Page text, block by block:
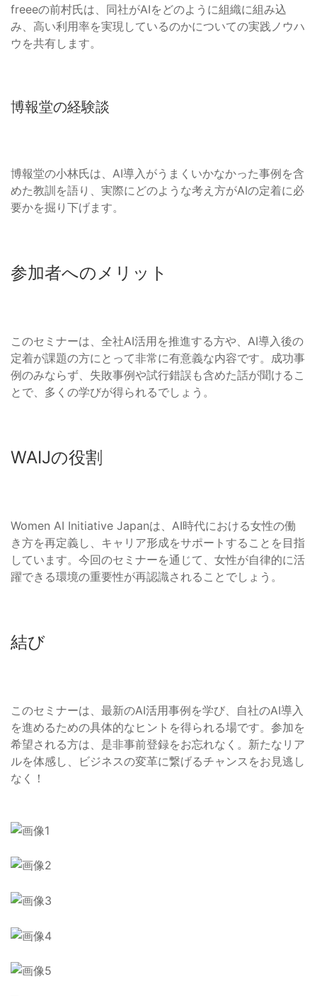
freeeの前村氏は、同社がAIをどのように組織に組み込
み、高い利用率を実現しているのかについての実践ノウハ
ウを共有します。
博報堂の経験談
博報堂の小林氏は、AI導入がうまくいかなかった事例を含
めた教訓を語り、実際にどのような考え方がAIの定着に必
要かを掘り下げます。
参加者へのメリット
このセミナーは、全社AI活用を推進する方や、AI導入後の
定着が課題の方にとって非常に有意義な内容です。成功事
例のみならず、失敗事例や試行錯誤も含めた話が聞けるこ
とで、多くの学びが得られるでしょう。
WAIJの役割
Women AI Initiative Japanは、AI時代における女性の働
き方を再定義し、キャリア形成をサポートすることを目指
しています。今回のセミナーを通じて、女性が自律的に活
躍できる環境の重要性が再認識されることでしょう。
結び
このセミナーは、最新のAI活用事例を学び、自社のAI導入
を進めるための具体的なヒントを得られる場です。参加を
希望される方は、是非事前登録をお忘れなく。新たなリア
ルを体感し、ビジネスの変革に繋げるチャンスをお見逃し
なく！